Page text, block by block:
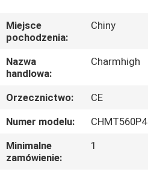
O
NAS
WYCIECZKA
FABRYCZNA
KONTROLA
JAKOŚCI
Miejsce
pochodzenia:
Chiny
Nazwa
handlowa:
Charmhigh
Orzecznictwo:
CE
Numer modelu:
CHMT560P4
Minimalne
zamówienie:
1